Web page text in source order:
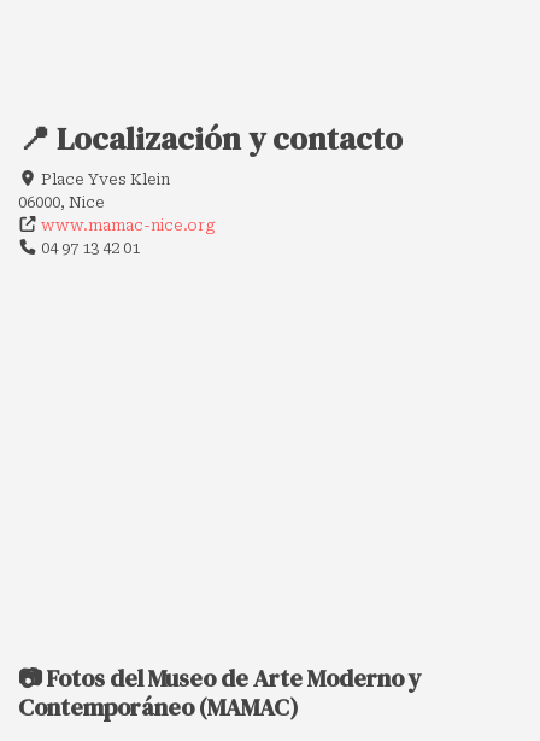
📍 Localización y contacto
Place Yves Klein
06000, Nice
www.mamac-nice.org
04 97 13 42 01
📷 Fotos del Museo de Arte Moderno y
Contemporáneo (MAMAC)